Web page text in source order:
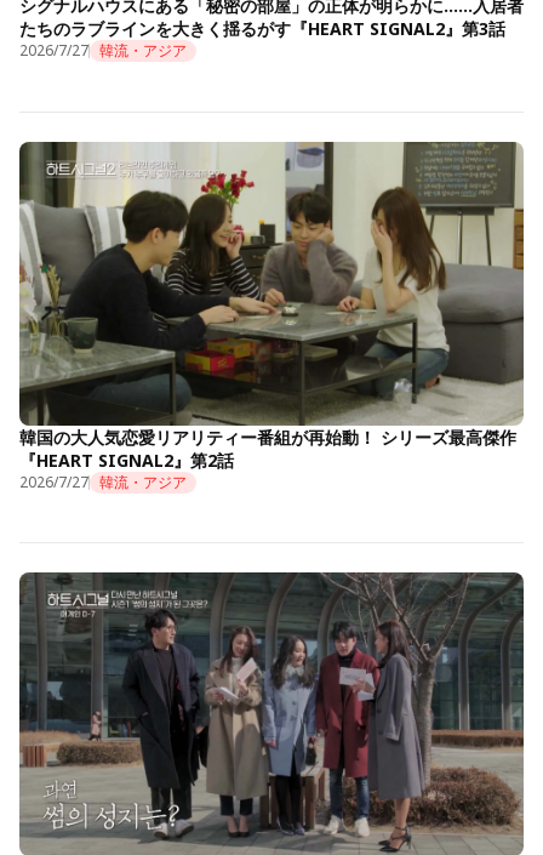
シグナルハウスにある「秘密の部屋」の正体が明らかに……入居者
たちのラブラインを大きく揺るがす『HEART SIGNAL2』第3話
2026/7/27 韓流・アジア
韓国の大人気恋愛リアリティー番組が再始動！ シリーズ最高傑作
『HEART SIGNAL2』第2話
2026/7/27 韓流・アジア